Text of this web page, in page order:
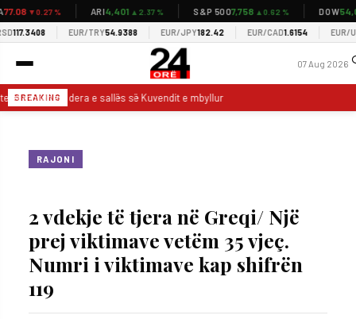
▼0.27 % ARI4,401▲2.37 % S&P 5007,758▲0.62 % DOW
117.3408 EUR/TRY54.9388 EUR/JPY182.42 EUR/CAD1.6154 EUR/
07 Aug 2026
BREAKING
mblidhen, dera e sallës së Kuvendit e mbyllur
RAJONI
2 vdekje të tjera në Greqi/ Një
prej viktimave vetëm 35 vjeç.
Numri i viktimave kap shifrën
119